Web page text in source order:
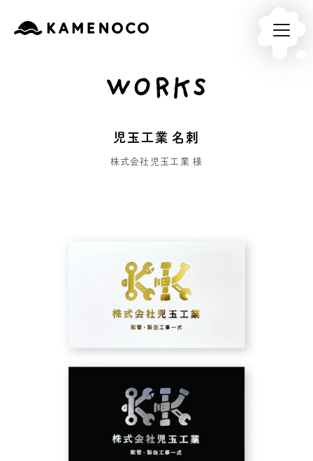
WORKS
児玉工業 名刺
株式会社児玉工業 様